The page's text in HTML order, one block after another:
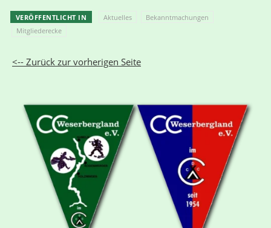
VERÖFFENTLICHT IN Aktuelles
Bekanntmachungen
Mitgliederecke
<-- Zurück zur vorherigen Seite